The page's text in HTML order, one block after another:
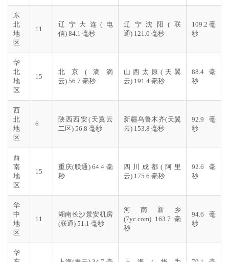
东
北
地
区
11
辽宁大连(电
信) 84.1 毫秒
辽宁沈阳(联
通) 121.0 毫秒
109.2 毫
秒
华
北
地
区
15
北京(滴滴
云) 56.7 毫秒
山西太原(天翼
云) 191.4 毫秒
88.4 毫
秒
西
北
地
区
6
陕西西安(天翼云
二区) 56.8 毫秒
新疆乌鲁木齐(天翼
云) 153.8 毫秒
92.9 毫
秒
西
南
地
区
15
重庆(联通) 64.4 毫
秒
四川成都(阿里
云) 175.6 毫秒
92.6 毫
秒
华
中
地
区
11
湖南长沙景安机房
(联通) 51.1 毫秒
河南新乡
(7yc.com) 163.7 毫
秒
94.6 毫
秒
华